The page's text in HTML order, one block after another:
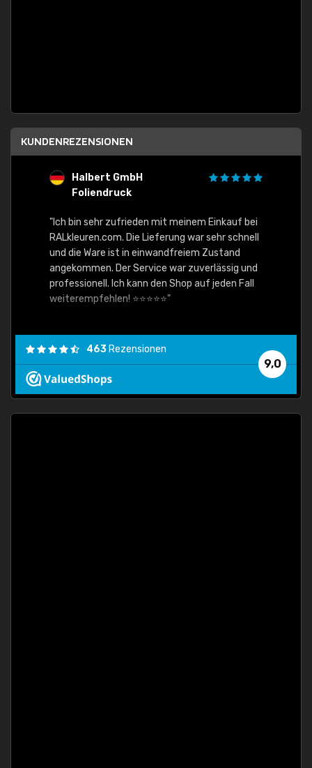
KUNDENREZENSIONEN
Halbert GmbH
Foliendruck
"Ich bin sehr zufrieden mit meinem Einkauf bei
RALkleuren.com. Die Lieferung war sehr schnell
und die Ware ist in einwandfreiem Zustand
angekommen. Der Service war zuverlässig und
professionell. Ich kann den Shop auf jeden Fall
weiterempfehlen! ⭐⭐⭐⭐⭐"
9,0
463 Rezensionen